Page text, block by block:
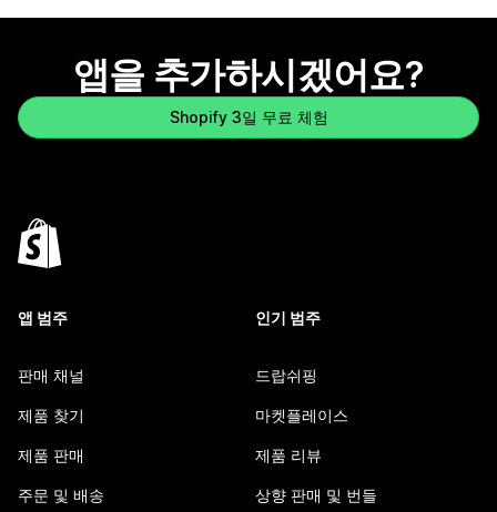
앱을 추가하시겠어요?
Shopify 3일 무료 체험
앱 범주
판매 채널
제품 찾기
제품 판매
주문 및 배송
인기 범주
드랍쉬핑
마켓플레이스
제품 리뷰
상향 판매 및 번들